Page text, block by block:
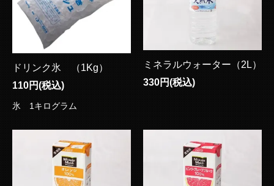
ドリンク氷 （1Kg）
110円(税込)
氷 1キログラム
ミネラルウォーター（2L）
330円(税込)